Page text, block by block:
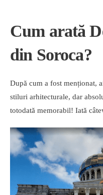
Cum arată
din Soroca?
După cum a fost menționat,
stiluri arhitecturale, dar
totodată memorabil! Iată